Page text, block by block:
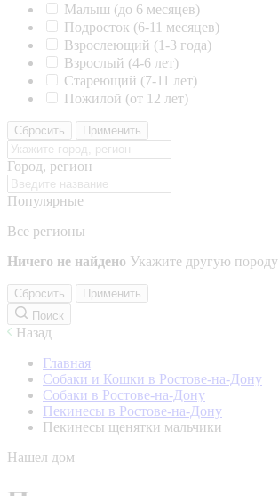
Малыш (до 6 месяцев)
Подросток (6-11 месяцев)
Взрослеющий (1-3 года)
Взрослый (4-6 лет)
Стареющий (7-11 лет)
Пожилой (от 12 лет)
Сбросить Применить
Город, регион
Популярные
Все регионы
Ничего не найдено Укажите другую породу
Сбросить
Применить
Поиск
Назад
Главная
Собаки и Кошки в Ростове-на-Дону
Собаки в Ростове-на-Дону
Пекинесы в Ростове-на-Дону
Пекинесы щенятки мальчики
Нашел дом